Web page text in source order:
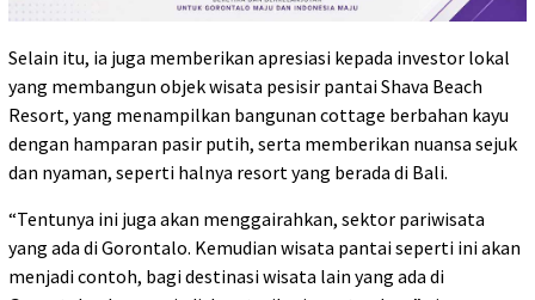
Selain itu, ia juga memberikan apresiasi kepada investor lokal
yang membangun objek wisata pesisir pantai Shava Beach
Resort, yang menampilkan bangunan cottage berbahan kayu
dengan hamparan pasir putih, serta memberikan nuansa sejuk
dan nyaman, seperti halnya resort yang berada di Bali.
“Tentunya ini juga akan menggairahkan, sektor pariwisata
yang ada di Gorontalo. Kemudian wisata pantai seperti ini akan
menjadi contoh, bagi destinasi wisata lain yang ada di